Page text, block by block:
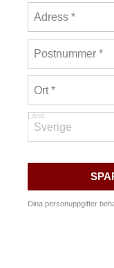
Land
Dina personuppgifter